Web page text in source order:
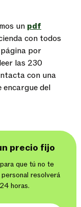
un pdf
con todos
por
las 230
con una
encargue del
precio fijo
que tú no te
resolverá
horas.